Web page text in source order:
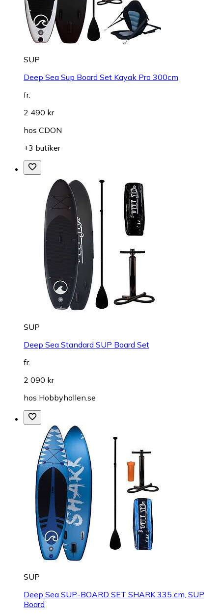
SUP
Deep Sea Sup Board Set Kayak Pro 300cm
fr.
2 490 kr
hos CDON
+3 butiker
SUP
Deep Sea Standard SUP Board Set
fr.
2 090 kr
hos Hobbyhallen.se
SUP
Deep Sea SUP-BOARD SET SHARK 335 cm, SUP
Board